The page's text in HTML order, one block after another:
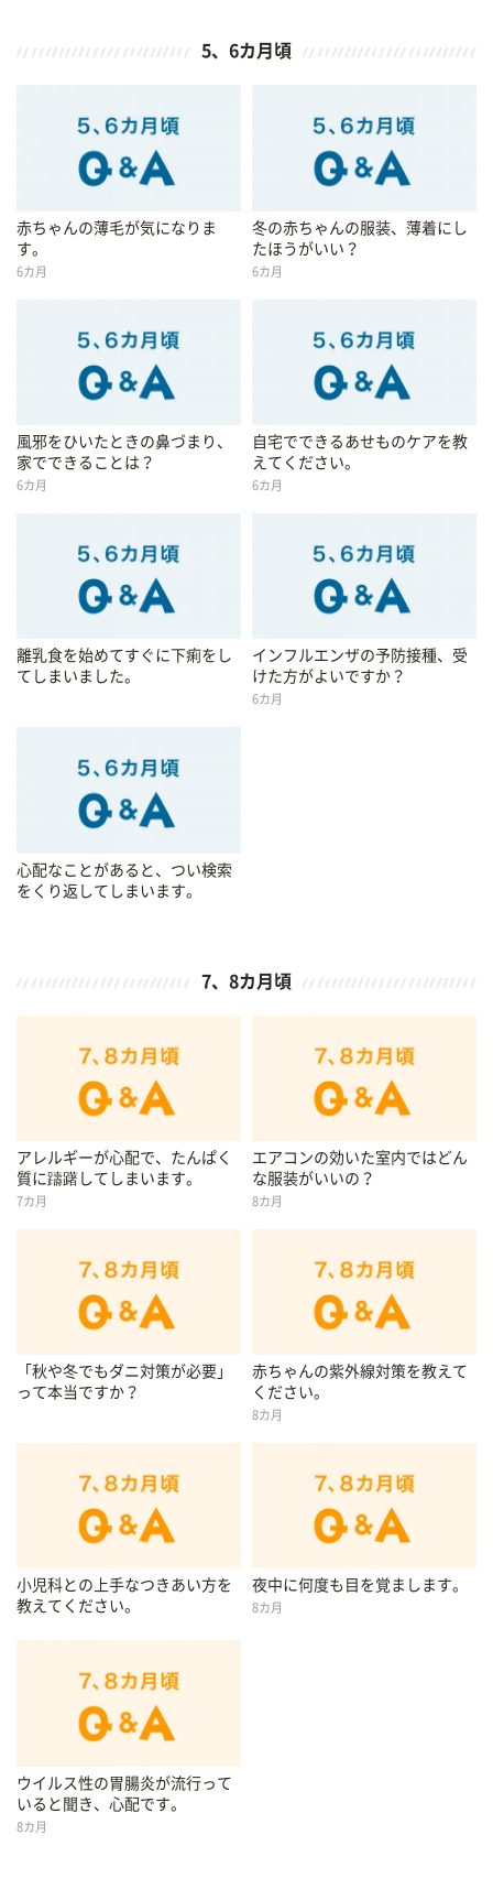
5、6カ月頃
赤ちゃんの薄毛が気になりま
す。
6カ月
冬の赤ちゃんの服装、薄着にし
たほうがいい？
6カ月
風邪をひいたときの鼻づまり、
家でできることは？
6カ月
自宅でできるあせものケアを教
えてください。
6カ月
離乳食を始めてすぐに下痢をし
てしまいました。
インフルエンザの予防接種、受
けた方がよいですか？
6カ月
心配なことがあると、つい検索
をくり返してしまいます。
7、8カ月頃
アレルギーが心配で、たんぱく
質に躊躇してしまいます。
7カ月
エアコンの効いた室内ではどん
な服装がいいの？
8カ月
「秋や冬でもダニ対策が必要」
って本当ですか？
赤ちゃんの紫外線対策を教えて
ください。
8カ月
小児科との上手なつきあい方を
教えてください。
夜中に何度も目を覚まします。
8カ月
ウイルス性の胃腸炎が流行って
いると聞き、心配です。
8カ月